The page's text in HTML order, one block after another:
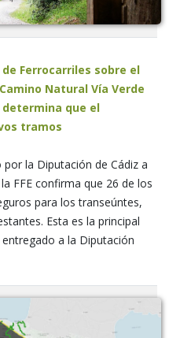
Ferrocarriles sobre el
Natural Vía Verde
determina que el
tramos
la Diputación de Cádiz a
FFE confirma que 26 de los
para los transeúntes,
Esta es la principal
a la Diputación